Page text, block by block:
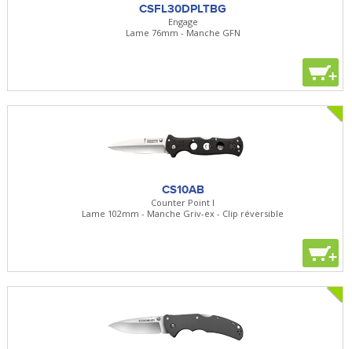
CSFL30DPLTBG
Engage
Lame 76mm - Manche GFN
+
CS10AB
Counter Point I
Lame 102mm - Manche Griv-ex - Clip réversible
+